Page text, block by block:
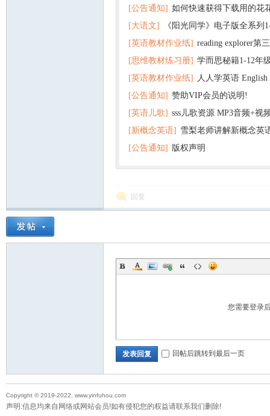
[公告通知] 如何快速获得下载用的花
[大语文]
《阳光同学》电子版全系列
+英语
[英语教材作业纸] reading explorer第
+音频 百度云网盘下载
[思维教材练习册] 学而思秘籍1-12年
子版PDF全册 百度网盘
[英语教材作业纸] 人人学英语
版pdf 百度网盘下载
[公告通知] 赞助VIP会员的说明!
[英语儿歌] sss儿歌资源 MP3音频+视
百度云网盘下载
[新概念英语] 雪梨老师讲解新概念英
[公告通知] 版权声明
回复
您需要登录
发表回复 回帖后跳转到最后一页
Copyright © 2019-2022, www.yinfuhou.com
声明:信息均来自网络或网站会员!如有侵犯您的权益请联系我们删除!